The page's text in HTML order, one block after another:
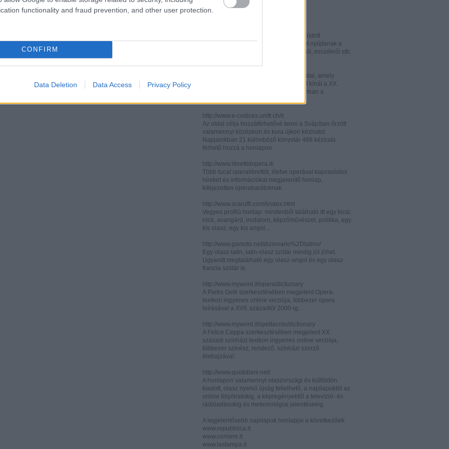
functionality and fraud prevention, and other user protection.
CONFIRM
Data Deletion Data Access Privacy Policy
http://www.italianistica.info/
Két, italianisztikai kutatásra specializálódott
információs portál - számos információt nyújtanak a
legújabb publikációkról, konferenciákról, esszékről stb.
http://digilander.libero.it/letteratura/
Könnyen áttkinthető irodalomkritikai oldal, amely
műelemzéseket és szerzői életrajzokat kínál a XX.
század elejéről. Célközönsége elsősorban a
http://www.e-codices.unifr.ch/it
Az oldal célja hozzáférhetővé tenni a Svájcban őrzött
valamennyi középkori és kora újkori kéziratot.
Napjainkban 21 különböző könyvtár 488 kézirata
férhető hozzá a honlapon.
http://www.librettidopera.it/
Több tucat operalibrettót, illetve operával kapcsolatos
híreket és információkat megjelenítő honlap,
kifejezetten operabarátoknak.
http://www.scaruffi.com/iindex.html
Vegyes profilú honlap: mindenből található itt egy kicsi:
rock, avangárd, irodalom, képzőművészet, politika, egy
kis olasz, egy kis angol...
http://www.gamoto.net/dizionario%2Dlatino/
Egy olasz-latin, latin-olasz szótár mindig jól jöhet.
Ugyanitt megtalálható egy olasz-angol és egy olasz-
francia szótár is.
http://www.myword.it/opera/dictionary
A Pietro Gelli szerkesztésében megjelent Opera-
lexikon ingyenes online verziója, többezer opera
leírásával a XVII. századtól 2000-ig.
http://www.myword.it/spettacolo/dictionary
A Felice Ceppa szerkesztésében megjelent XX.
századi színházi lexikon ingyenes online verziója,
többezer színész, rendező, színházi szerző
életrajzával.
http://www.quotidiani.net/
A honlapon valamennyi olaszországi és külföldön
kiadott, olasz nyelvű újság fellelhető, a napilapoktól az
online folyóiratokig, a képregényektől a televízió- és
rádióadásokig és meteorológiai jelentésekig.
A legjelentősebb napilapok honlapjai a következőek:
www.repubblica.it
www.corriere.it
www.lastampa.it